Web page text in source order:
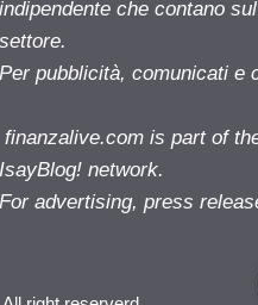
indipendente che contano
settore.
Per pubblicità, comunicati e
finanzalive.com is part of
IsayBlog! network.
For advertising, press